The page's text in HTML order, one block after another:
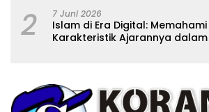
2 7 Juni 2026
Islam di Era Digital:
Karakteristik Ajarannya